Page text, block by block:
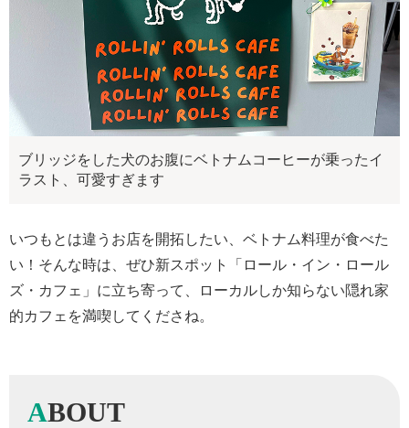
ブリッジをした犬のお腹にベトナムコーヒーが乗ったイ
ラスト、可愛すぎます
いつもとは違うお店を開拓したい、ベトナム料理が食べた
い！そんな時は、ぜひ新スポット「ロール・イン・ロール
ズ・カフェ」に立ち寄って、ローカルしか知らない隠れ家
的カフェを満喫してくださね。
ABOUT